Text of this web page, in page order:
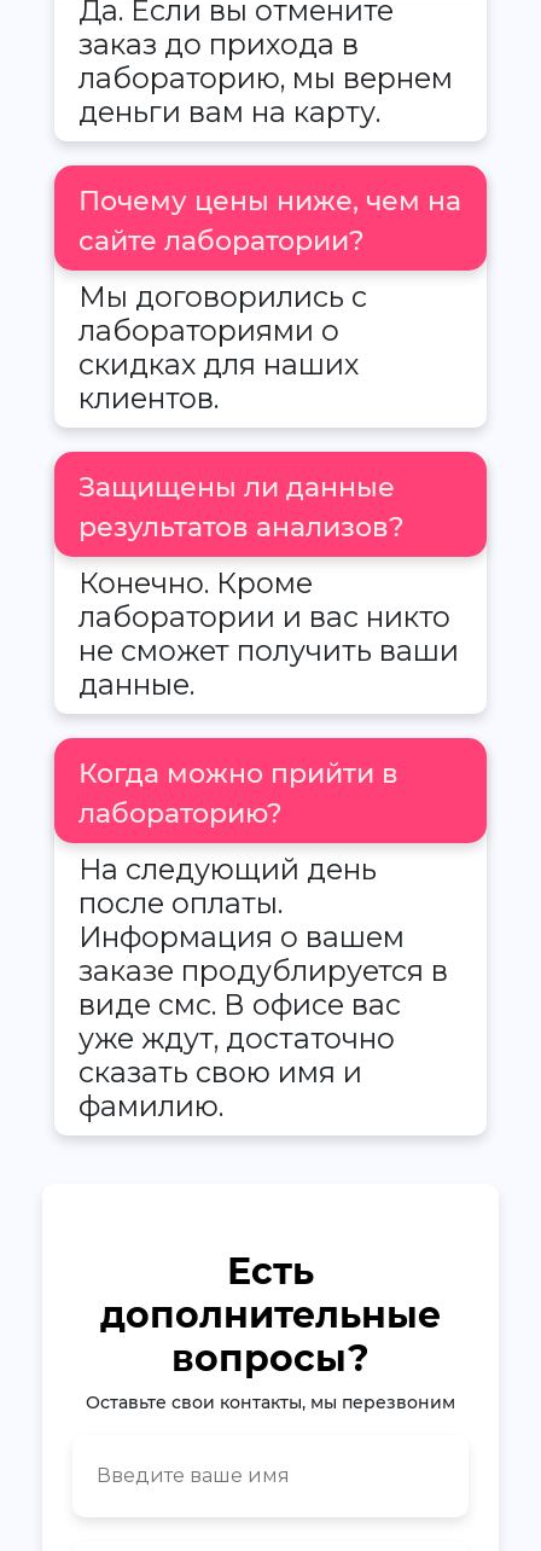
Да. Если вы отмените
заказ до прихода в
лабораторию, мы вернем
деньги вам на карту.
Почему цены ниже, чем на
сайте лаборатории?
Мы договорились с
лабораториями о
скидках для наших
клиентов.
Защищены ли данные
результатов анализов?
Конечно. Кроме
лаборатории и вас никто
не сможет получить ваши
данные.
Когда можно прийти в
лабораторию?
На следующий день
после оплаты.
Информация о вашем
заказе продублируется в
виде смс. В офисе вас
уже ждут, достаточно
сказать свою имя и
фамилию.
Есть
дополнительные
вопросы?
Оставьте свои контакты, мы перезвоним